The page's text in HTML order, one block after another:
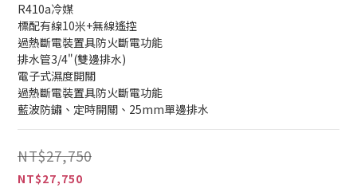
R410a冷媒
標配有線10米+無線遙控
過熱斷電裝置具防火斷電功能
排水管3/4"(雙邊排水)
電子式濕度開關
過熱斷電裝置具防火斷電功能
藍波防鏽、定時開關、25mm單邊排水
NT$27,750
NT$27,750